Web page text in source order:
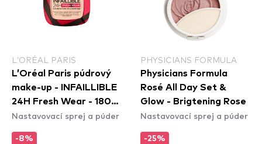
L’ORÉAL PARIS
L’Oréal Paris púdrový
make-up - INFAILLIBLE
24H Fresh Wear - 180
Rose Sand
Nastavovací sprej a púder
-8%
PHYSICIANS FORMULA
Physicians Formula
Rosé All Day Set &
Glow - Brigtening Rose
Nastavovací sprej a púder
-25%